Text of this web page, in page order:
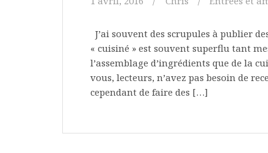
J’ai souvent des scrupules à publier
« cuisiné » est souvent superflu tant
l’assemblage d’ingrédients que de la
vous, lecteurs, n’avez pas besoin de
cependant de faire des […]